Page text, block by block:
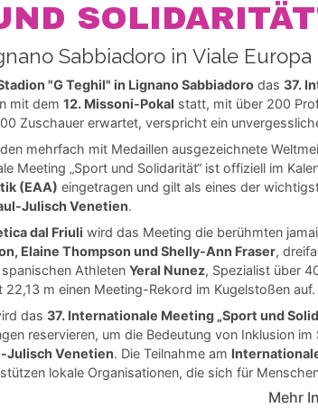
Sabbiadoro in Viale Europa
"G Teghil" in Lignano Sabbiadoro das 37.
mit dem 12. Missoni-Pokal statt, mit über 200
Zuschauer erwartet, verspricht ein
mehrfach mit Medaillen ausgezeichnete
Meeting „Sport und Solidarität“ ist offiziell im
(EAA) eingetragen und gilt als eines der
Julisch Venetien.
dal Friuli wird das Meeting die berühmten
Elaine Thompson und Shelly-Ann Fraser,
Athleten Yeral Nunez, Spezialist über
22,13 m einen Meeting-Rekord im Kugelstoßen auf.
das 37. Internationale Meeting „Sport und
reservieren, um die Bedeutung von Inklusion
Julisch Venetien. Die Teilnahme am
lokale Organisationen, die sich für
Mehr